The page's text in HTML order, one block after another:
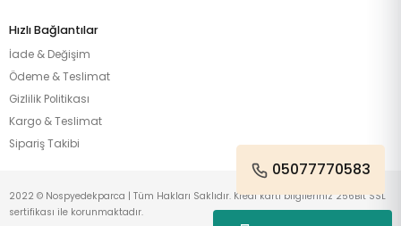
Hızlı Bağlantılar
İade & Değişim
Ödeme & Teslimat
Gizlilik Politikası
Kargo & Teslimat
Sipariş Takibi
05077770583
2022 © Nospyedekparca | Tüm Hakları Saklıdır. Kredi kartı bilgileriniz 256Bit SSL
sertifikası ile korunmaktadır.